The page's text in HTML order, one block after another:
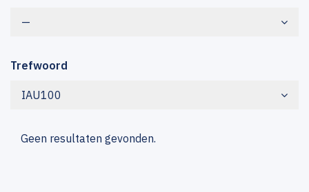
—
Trefwoord
IAU100
Geen resultaten gevonden.